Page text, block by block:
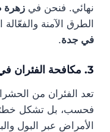
نهائي. فنحن في زهرة
الطرق الآمنة
في جدة.
3. مكافحة الفئران في جدة
تعد الفئران من
فحسب، بل تشكل
الأمراض عبر البول